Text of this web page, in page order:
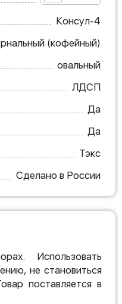
Консул-4
(кофейный)
овальный
ЛДСП
Да
Да
Тэкс
Сделано в России
Использовать
не становиться
поставляется в